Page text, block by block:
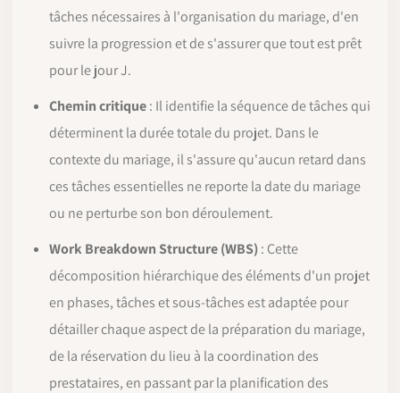
tâches nécessaires à l'organisation du mariage, d'en
suivre la progression et de s'assurer que tout est prêt
pour le jour J.
Chemin critique: Il identifie la séquence de tâches qui
déterminent la durée totale du projet. Dans le
contexte du mariage, il s'assure qu'aucun retard dans
ces tâches essentielles ne reporte la date du mariage
ou ne perturbe son bon déroulement.
Work Breakdown Structure (WBS): Cette
décomposition hiérarchique des éléments d'un projet
en phases, tâches et sous-tâches est adaptée pour
détailler chaque aspect de la préparation du mariage,
de la réservation du lieu à la coordination des
prestataires, en passant par la planification des